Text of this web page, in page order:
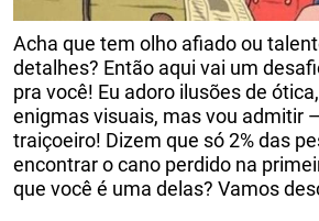
Acha que tem olho afiado ou
detalhes? Então aqui vai um
pra você! Eu adoro ilusões de
enigmas visuais, mas vou admitir
traiçoeiro! Dizem que só 2% das
encontrar o cano perdido na
que você é uma delas? Vamos